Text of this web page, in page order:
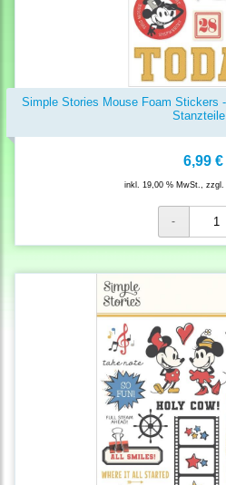
Simple Stories Mouse Foam Stickers
Stanzteile
6,99 €
inkl. 19,00 % MwSt., zzgl.